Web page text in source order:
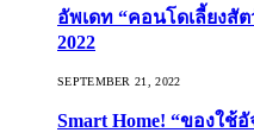
อัพเดท “คอนโดเลี้ยงสั
2022
SEPTEMBER 21, 2022
Smart Home! “ของใช้